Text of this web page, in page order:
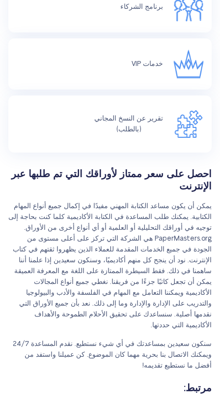
برنامج الشركاء
خدمات VIP
تقرير عن النسخ المجاني
(بالطلب)
احصل على سعر ممتاز لأوراقك التي تم طلبها عبر
الإنترنت
يمكن أن يكون مساعد الكتابة المهني مفيدًا في إكمال جميع أنواع المهام
الكتابية. يمكنك طلب المساعدة في الكتابة الأكاديمية كلما كنت بحاجة إلى
توجيه في أوراقك التحليلية أو العلمية أو أي أنواع أخرى من الأوراق.
PaperMasters.org هي الشركة التي تركز على أعلى مستوى من
الجودة في جميع الخدمات المقدمة للعملاء الذين يظهروا ثقتهم في كتاب
الإنترنت. نود أن ينجح كل منهم أكاديميًا، وسنكون سعيدين إذا علمنا أننا
ساهمنا في ذلك. فقط السيطرة الممتازة على اللغة مع المعرفة العميقة
يمكن أن تجعل كاتبًا جزءًا من فريقنا. نغطي جميع أنواع المجالات
الأكاديمية ويمكننا التعامل مع المهام في الفلسفة والأدب والبيولوجيا
والتدريب على الإدارة والإدارة وما إلى ذلك. نعد بأن جميع الأوراق التي
نقدمها أصلية. سنساعدك على تحقيق الأحلام الطموحة والأهداف
الأكاديمية التي حددتها.
سنكون سعيدين بمساعدتك في أي شيء نستطيع. نقدم المساعدة 24/7
ويمكنك الاتصال بنا بحرية مهما كان الموضوع. كن عميلنا واستفد من
أفضل ما نستطيع تقديمه!
مرتبط: